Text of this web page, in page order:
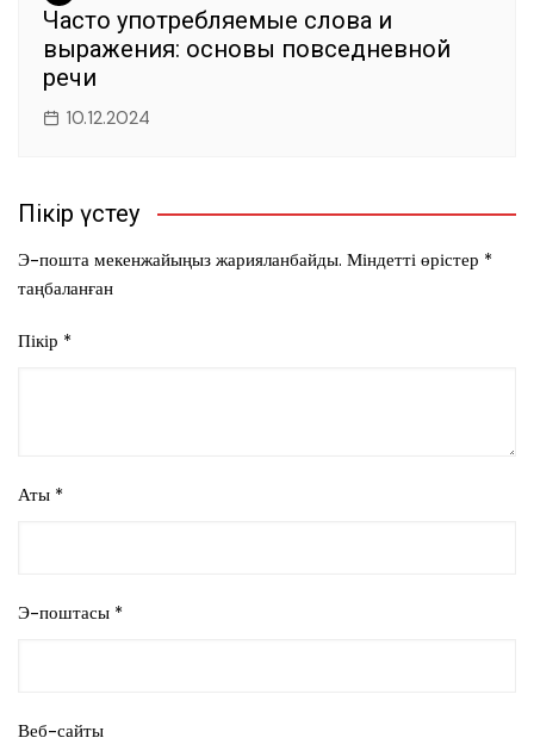
Часто употребляемые слова и
выражения: основы повседневной
речи
10.12.2024
Пікір үстеу
Э-пошта мекенжайыңыз жарияланбайды. Міндетті өрістер *
таңбаланған
Пікір *
Аты *
Э-поштасы *
Веб-сайты